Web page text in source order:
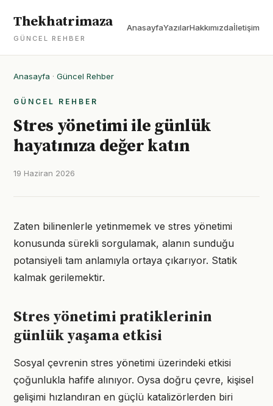
Thekhatrimaza
GÜNCEL REHBER
AnasayfaYazılarHakkımızdaİletişim
Anasayfa · Güncel Rehber
GÜNCEL REHBER
Stres yönetimi ile günlük
hayatınıza değer katın
19 Haziran 2026
Zaten bilinenlerle yetinmemek ve stres yönetimi
konusunda sürekli sorgulamak, alanın sunduğu
potansiyeli tam anlamıyla ortaya çıkarıyor. Statik
kalmak gerilemektir.
Stres yönetimi pratiklerinin
günlük yaşama etkisi
Sosyal çevrenin stres yönetimi üzerindeki etkisi
çoğunlukla hafife alınıyor. Oysa doğru çevre, kişisel
gelişimi hızlandıran en güçlü katalizörlerden biri